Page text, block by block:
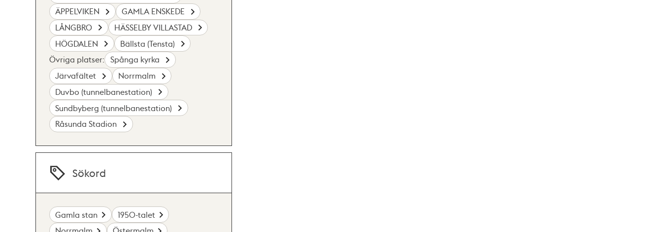
ÄPPELVIKEN
GAMLA ENSKEDE
LÅNGBRO
HÄSSELBY VILLASTAD
HÖGDALEN
Bällsta (Tensta)
Övriga platser:
Spånga kyrka
Järvafältet
Norrmalm
Duvbo (tunnelbanestation)
Sundbyberg (tunnelbanestation)
Råsunda Stadion
Sökord
Gamla stan
1950-talet